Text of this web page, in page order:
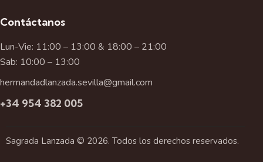
Contáctanos
Lun-Vie: 11:00 – 13:00 & 18:00 – 21:00
Sab: 10:00 – 13:00
hermandadlanzada.sevilla@gmail.com
+34 954 382 005
Sagrada Lanzada © 2026. Todos los derechos reservados.